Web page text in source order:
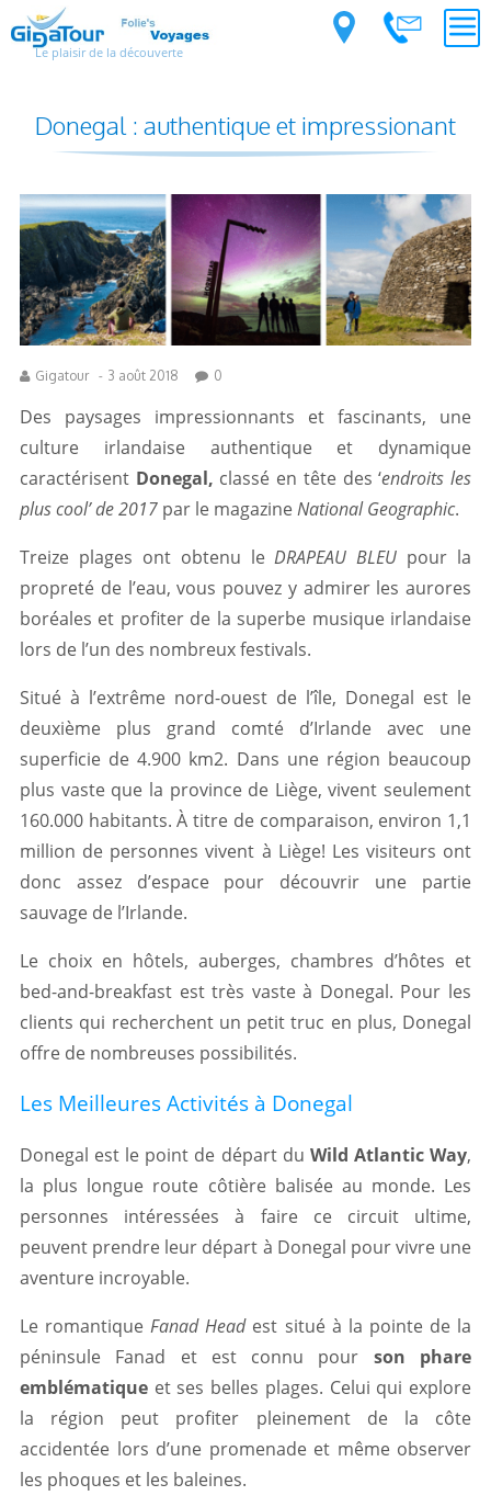
Le plaisir de la découverte
Donegal : authentique et impressionant
Gigatour - 3 août 2018 0
Des paysages impressionnants et fascinants, une
culture irlandaise authentique et dynamique
caractérisent Donegal, classé en tête des ‘endroits les
plus cool’ de 2017 par le magazine National Geographic.
Treize plages ont obtenu leDRAPEAU BLEU pour la
propreté de l’eau, vous pouvez y admirer les aurores
boréales et profiter de la superbe musique irlandaise
lors de l’un des nombreux festivals.
Situé à l’extrême nord-ouest de l’île, Donegal est le
deuxième plus grand comté d’Irlande avec une
superficie de 4.900 km2. Dans une région beaucoup
plus vaste que la province de Liège, vivent seulement
160.000 habitants. À titre de comparaison, environ 1,1
million de personnes vivent à Liège! Les visiteurs ont
donc assez d’espace pour découvrir une partie
sauvage de l’Irlande.
Le choix en hôtels, auberges, chambres d’hôtes et
bed-and-breakfast est très vaste à Donegal. Pour les
clients qui recherchent un petit truc en plus, Donegal
offre de nombreuses possibilités.
Les Meilleures Activités à Donegal
Donegal est le point de départ du Wild Atlantic Way,
la plus longue route côtière balisée au monde. Les
personnes intéressées à faire ce circuit ultime,
peuvent prendre leur départ à Donegal pour vivre une
aventure incroyable.
Le romantiqueFanad Headest situé à la pointe de la
péninsule Fanad et est connu pour son phare
emblématique et ses belles plages. Celui qui explore
la région peut profiter pleinement de la côte
accidentée lors d’une promenade et même observer
les phoques et les baleines.